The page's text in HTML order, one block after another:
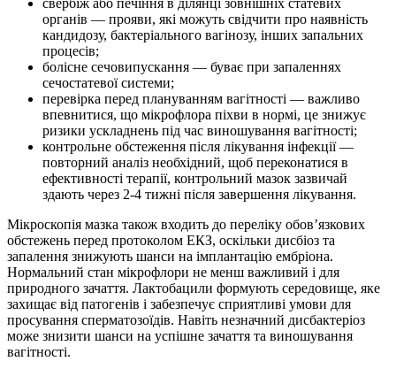
органів — прояви, які можуть свідчити про наявність
кандидозу, бактеріального вагінозу, інших запальних
процесів;
болісне сечовипускання — буває при запаленнях
сечостатевої системи;
перевірка перед плануванням вагітності — важливо
впевнитися, що мікрофлора піхви в нормі, це знижує
ризики ускладнень під час виношування вагітності;
контрольне обстеження після лікування інфекції —
повторний аналіз необхідний, щоб переконатися в
ефективності терапії, контрольний мазок зазвичай
здають через 2-4 тижні після завершення лікування.
Мікроскопія мазка також входить до переліку обов’язкових
обстежень перед протоколом ЕКЗ, оскільки дисбіоз та
запалення знижують шанси на імплантацію ембріона.
Нормальний стан мікрофлори не менш важливий і для
природного зачаття. Лактобацили формують середовище, яке
захищає від патогенів і забезпечує сприятливі умови для
просування сперматозоїдів. Навіть незначний дисбактеріоз
може знизити шанси на успішне зачаття та виношування
вагітності.